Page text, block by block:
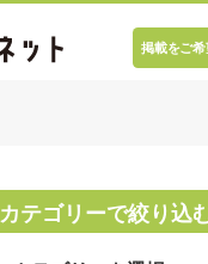
掲載をご
カテゴリーで絞り込